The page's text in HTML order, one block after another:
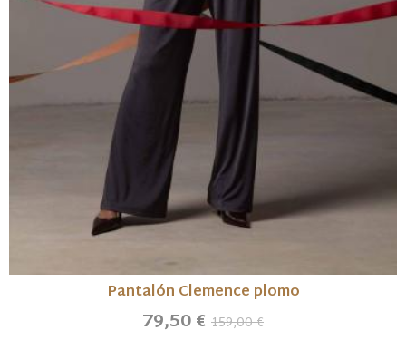
Pantalón Clemence plomo
79,50 € 159,00 €